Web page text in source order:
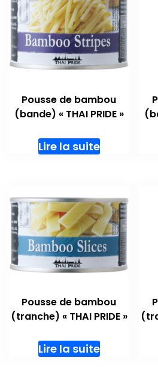
Pousse de bambou
(bande) « THAI PRIDE »
Lire la suite
Pousse de bambou
(tranche) « THAI PRIDE »
Lire la suite